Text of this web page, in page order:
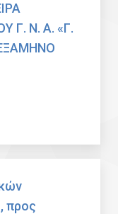
Γ. Ν. Α. «Γ.
προς